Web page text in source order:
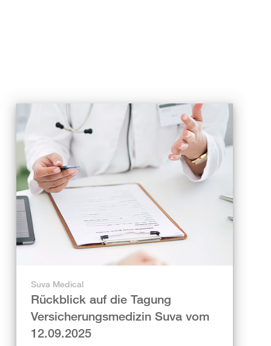
Suva Medical
Rückblick auf die Tagung
Versicherungsmedizin Suva vom
12.09.2025